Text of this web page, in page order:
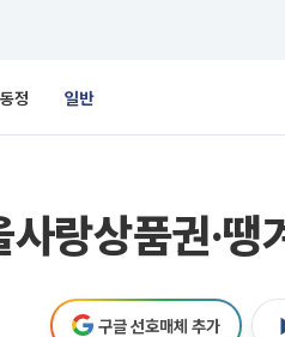
동정 일반
상품권·땡
구글 선호매체 추가